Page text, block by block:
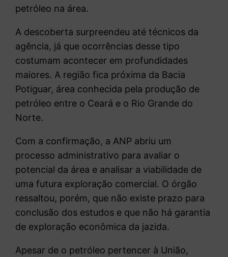
petróleo na área.
A descoberta surpreendeu até técnicos da
agência, já que ocorrências desse tipo
costumam acontecer em profundidades
maiores. A região fica próxima da Bacia
Potiguar, área conhecida pela produção de
petróleo entre o Ceará e o Rio Grande do
Norte.
Com a confirmação, a ANP abriu um
processo administrativo para avaliar o
potencial da área e analisar a viabilidade de
uma futura exploração comercial. O órgão
ressaltou, porém, que não existe prazo para
conclusão dos estudos e que não há garantia
de exploração econômica da jazida.
Apesar de o petróleo pertencer à União,